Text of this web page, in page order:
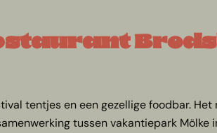
tentjes en een gezellige foodbar.
tussen vakantiepark Mölke